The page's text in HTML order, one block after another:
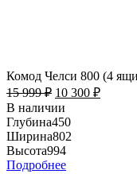
Комод Челси 800 (4
15 999₽ 10 300 ₽
В наличии
Глубина450
Ширина802
Высота994
Подробнее